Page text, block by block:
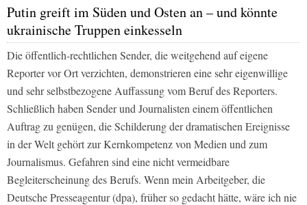
Putin greift im Süden und Osten an – und könnte
ukrainische Truppen einkesseln
Die öffentlich-rechtlichen Sender, die weitgehend auf eigene
Reporter vor Ort verzichten, demonstrieren eine sehr eigenwillige
und sehr selbstbezogene Auffassung vom Beruf des Reporters.
Schließlich haben Sender und Journalisten einem öffentlichen
Auftrag zu genügen, die Schilderung der dramatischen Ereignisse
in der Welt gehört zur Kernkompetenz von Medien und zum
Journalismus. Gefahren sind eine nicht vermeidbare
Begleiterscheinung des Berufs. Wenn mein Arbeitgeber, die
Deutsche Presseagentur (dpa), früher so gedacht hätte, wäre ich nie